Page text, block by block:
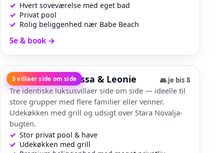
Hvert soveværelse med eget bad
Privat pool
Rolig beliggenhed nær Babe Beach
Se & book→
3 villaer side om side
Villa Danijela, Cissa & Leonie 👥 je bis 8
Tre identiske luksusvillaer side om side — ideelle til
store grupper med flere familier eller venner.
Udekøkken med grill og udsigt over Stara Novalja-
bugten.
Stor privat pool & have
Udekøkken med grill